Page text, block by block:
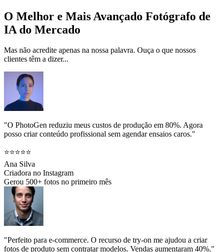
O Melhor e Mais Avançado Fotógrafo de
IA do Mercado
Mas não acredite apenas na nossa palavra. Ouça o que nossos
clientes têm a dizer...
"O PhotoGen reduziu meus custos de produção em 80%. Agora
posso criar conteúdo profissional sem agendar ensaios caros."
⭐⭐⭐⭐⭐
Ana Silva
Criadora no Instagram
Gerou 500+ fotos no primeiro mês
"Perfeito para e-commerce. O recurso de try-on me ajudou a criar
fotos de produto sem contratar modelos. Vendas aumentaram 40%."